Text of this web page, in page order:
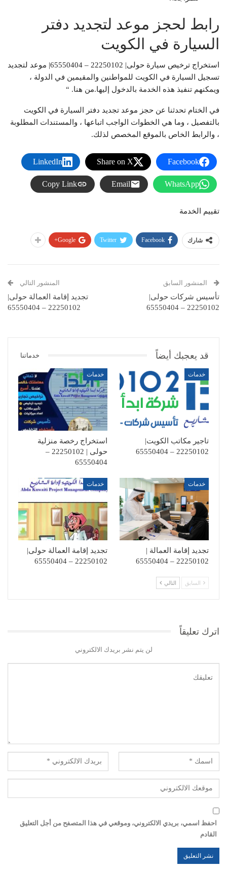
رابط لحجز موعد لتجديد دفتر
السيارة في الكويت
استخراج ترخيص سيارة حولى| 22250102 – 65550404| موعد لتجديد
تسجيل السيارة في الكويت للمواطنين والمقيمين في الدولة ،
ويمكنهم تنفيذ هذه الخدمة بالدخول إليها.من هنا. “
في الختام تحدثنا عن حجز موعد تجديد دفتر السيارة في الكويت
بالتفصيل ، وما هي الخطوات الواجب اتباعها ، والمستندات المطلوبة
، والرابط الخاص بالموقع المخصص لذلك.
Facebook
Share on X
LinkedIn
WhatsApp
Email
Copy Link
تقييم الخدمة
شارك Facebook
Twitter
Google+
المنشور السابق
تأسيس شركات حولى|
22250102 – 65550404
المنشور التالي
تجديد إقامة العمالة حولى|
22250102 – 65550404
قد يعجبك أيضاً خدماتنا
خدمات
تاجير مكاتب الكويت|
22250102 – 65550404
خدمات
استخراج رخصة منزلية
حولى | 22250102 –
65550404
خدمات
تجديد إقامة العمالة |
22250102 – 65550404
خدمات
تجديد إقامة العمالة حولى|
22250102 – 65550404
السابق التالي
اترك تعليقاً
لن يتم نشر بريدك الالكتروني
احفظ اسمي، بريدي الالكتروني، وموقعي في هذا المتصفح من أجل التعليق
القادم